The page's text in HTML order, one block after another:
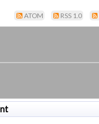
ATOM RSS 1.0